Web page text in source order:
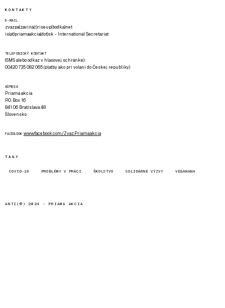
KONTAKTY
E-MAIL
zvazpa(zavináč)riseup(bodka)net
is(at)priamaakcia(dot)sk - International Secretariat
TELEFONICKÝ KONTAKT
(SMS alebo odkaz v hlasovej schránke):
00420 735 082 065 (platby ako pri volaní do Českej republiky)
ADRESA
Priama akcia
P.O. Box 16
841 06 Bratislava 48
Slovensko
FACEBOOK www.facebook.com/Zvaz.Priama.akcia
TAGY
COVID-19 PROBLÉMY V PRÁCI ŠKOLSTVO SOLIDÁRNE VÝZVY VEGANANA
ANTI(©) 2024 - PRIAMA AKCIA